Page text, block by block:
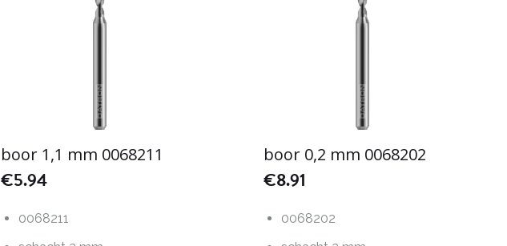
boor 1,1 mm 0068211
€5.94
0068211
boor 0,2 mm 0068202
€8.91
0068202